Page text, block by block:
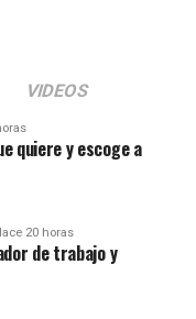
VIDEOS
quiere y escoge a
20 horas
de trabajo y